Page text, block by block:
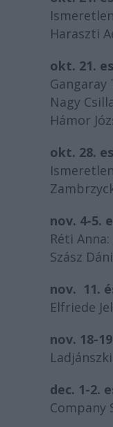
Haraszti
okt. 21.
Gangaray
Nagy
Hámor
okt. 28.
nov. 4-5.
Réti
Szász
nov. 11.
Elfriede
nov. 18-
dec. 1-2.
Company